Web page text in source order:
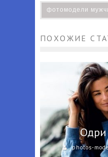
фотомодели
ПОХОЖИЕ
photos-